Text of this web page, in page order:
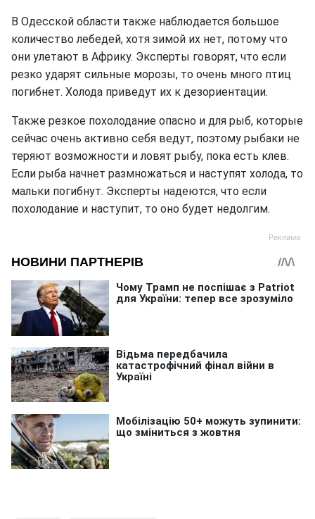
В Одесской области также наблюдается большое
количество лебедей, хотя зимой их нет, потому что
они улетают в Африку. Эксперты говорят, что если
резко ударят сильные морозы, то очень много птиц
погибнет. Холода приведут их к дезориентации.
Также резкое похолодание опасно и для рыб, которые
сейчас очень активно себя ведут, поэтому рыбаки не
теряют возможности и ловят рыбу, пока есть клев.
Если рыба начнет размножаться и наступят холода, то
мальки погибнут. Эксперты надеются, что если
похолодание и наступит, то оно будет недолгим.